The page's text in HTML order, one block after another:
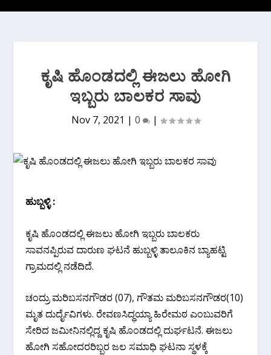
ಕೃಷಿ ಹೊಂಡದಲ್ಲಿ ಈಜಲು ಹೋಗಿ
ಇಬ್ಬರು ಬಾಲಕರ ಸಾವು
Nov 7, 2021 | 0 |
ಹುಬ್ಬಳ್ಳಿ :
ಕೃಷಿ ಹೊಂಡದಲ್ಲಿ ಈಜಲು ಹೋಗಿ ಇಬ್ಬರು ಬಾಲಕರು
ಸಾವನಪ್ಪಿರುವ ದಾರುಣ ಘಟನೆ ಹುಬ್ಬಳ್ಳಿ ತಾಲೂಕಿನ ಬ್ಯಾಹಟ್ಟಿ
ಗ್ರಾಮದಲ್ಲಿ ನಡೆದಿದೆ.
ಚಂದ್ರು ಮರಿಬಸನಗೌಡರ (07), ಗೌತಮ ಮರಿಬಸನಗೌಡರ(10)
ಮೃತ ದುರ್ದೈವಿಗಳು. ರೇವಣಸಿದ್ಧಯ್ಯಾ ಹಿರೇಮಠ ಎಂಬುವರಿಗೆ
ಸೇರಿದ ಜಮೀನಿನಲ್ಲಿದ್ದ ಕೃಷಿ ಹೊಂಡದಲ್ಲಿ ದುರ್ಘಟನೆ. ಈಜಲು
ಹೋಗಿ ಸಹೋದರರಿಬ್ಬರ ಜಲ ಸಮಾಧಿ ಘಟನಾ ಸ್ಥಳಕ್ಕೆ